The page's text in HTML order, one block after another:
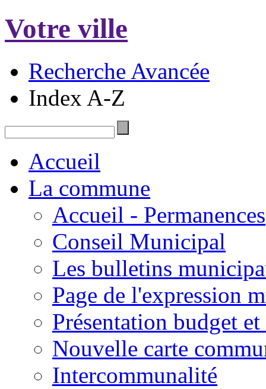
Votre ville
Recherche Avancée
Index A-Z
Accueil
La commune
Accueil - Permanences
Conseil Municipal
Les bulletins
Page de l'expression
Présentation budget
Nouvelle carte
Intercommunalité